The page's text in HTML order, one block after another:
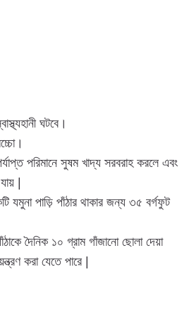
ঘটবে।
পরিমানে সুষম খাদ্য সরবরাহ করলে এবং
|
যমুনা পাড়ি পাঁঠার থাকার জন্য ৩৫ বর্গফুট
দৈনিক ১০ গ্রাম গাঁজানো ছোলা দেয়া
করা যেতে পারে |